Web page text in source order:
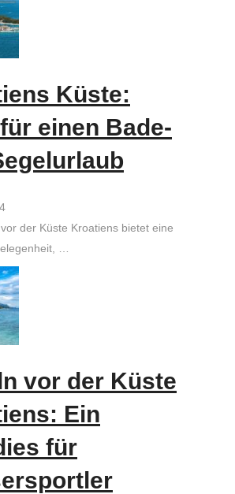
Küste:
einen Bade-
der Küste Kroatiens bietet eine
…
vor der Küste
Ein
für